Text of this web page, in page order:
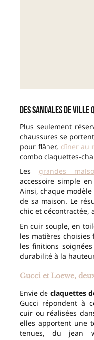
Des sandales de ville
Plus seulement
chaussures se
pour flâner, dîner au
combo claquettes-
Les grandes
accessoire simple
Ainsi, chaque
de sa maison. Le
chic et décontractée,
En cuir souple, en
les matières
les finitions
durabilité à la
Gucci et Loewe,
Envie de claquettes
Gucci répondent à
cuir ou réalisées
elles apportent une
tenues, du jean